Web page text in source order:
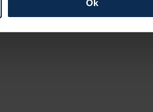
Ok